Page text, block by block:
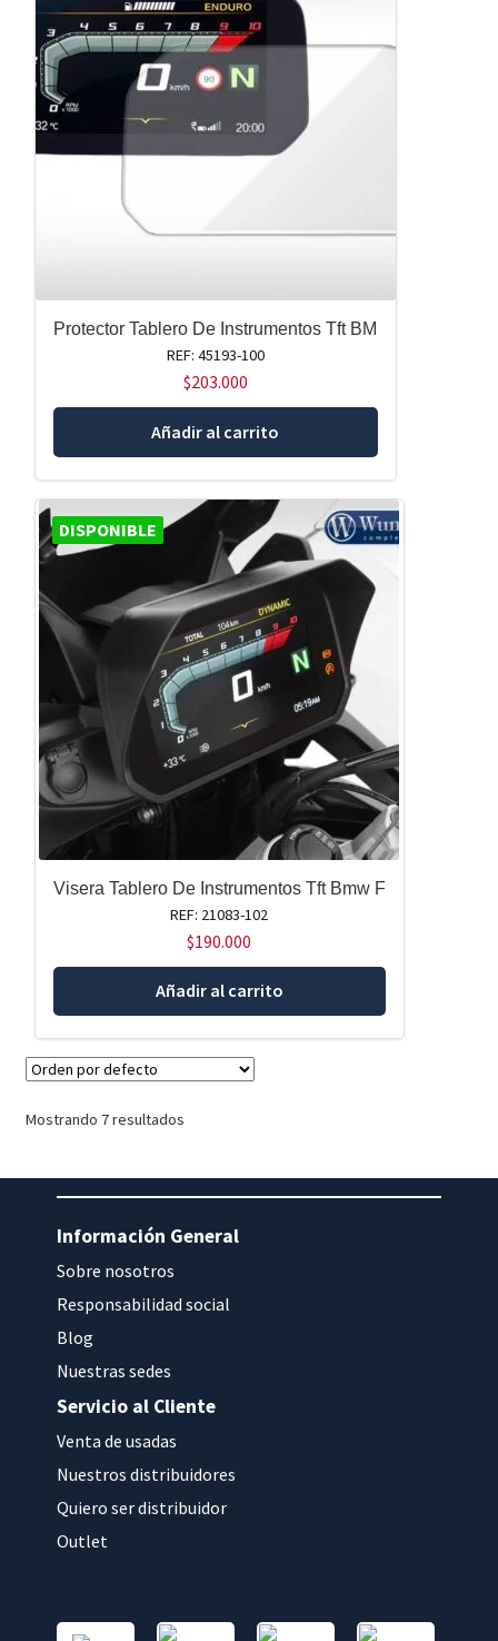
Protector Tablero De Instrumentos Tft BM
REF: 45193-100
$203.000
Añadir al carrito
DISPONIBLE
Visera Tablero De Instrumentos Tft Bmw F
REF: 21083-102
$190.000
Añadir al carrito
Mostrando 7 resultados
Información General
Sobre nosotros
Responsabilidad social
Blog
Nuestras sedes
Servicio al Cliente
Venta de usadas
Nuestros distribuidores
Quiero ser distribuidor
Outlet